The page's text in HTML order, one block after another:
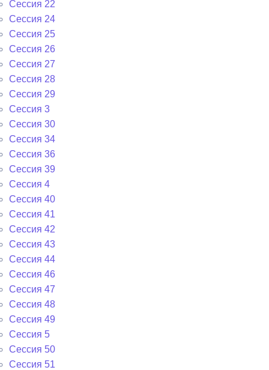
Сессия 22
Сессия 24
Сессия 25
Сессия 26
Сессия 27
Сессия 28
Сессия 29
Сессия 3
Сессия 30
Сессия 34
Сессия 36
Сессия 39
Сессия 4
Сессия 40
Сессия 41
Сессия 42
Сессия 43
Сессия 44
Сессия 46
Сессия 47
Сессия 48
Сессия 49
Сессия 5
Сессия 50
Сессия 51